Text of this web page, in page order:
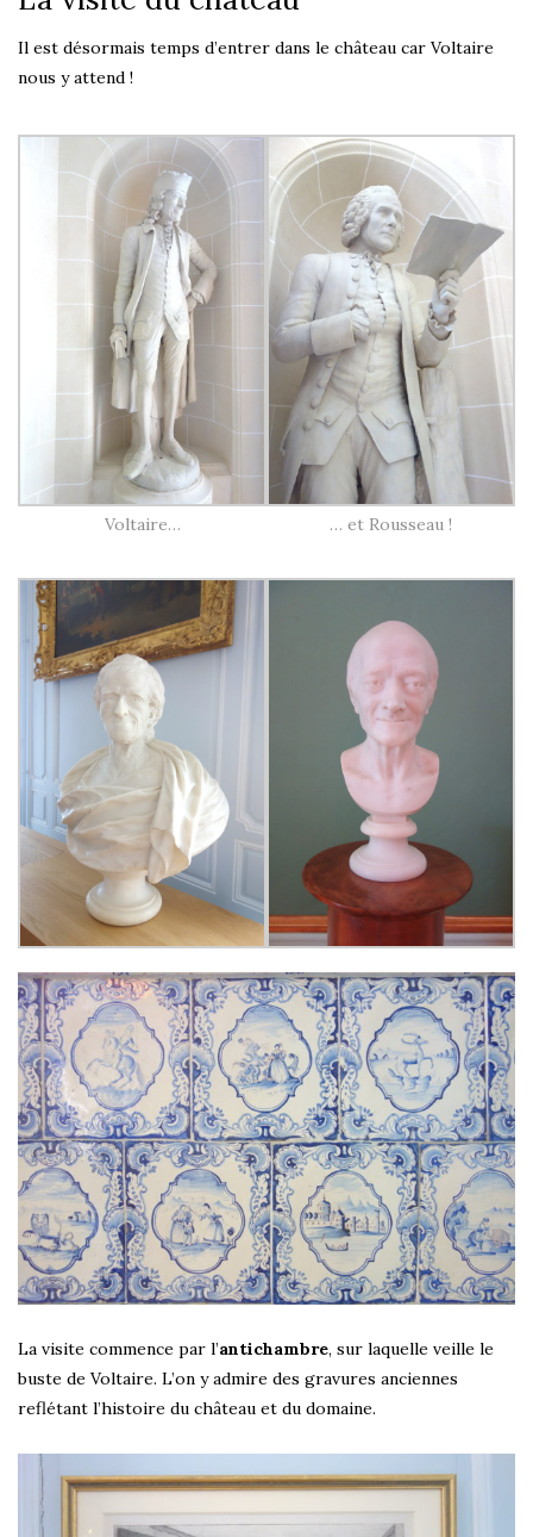
Il est désormais temps d’entrer dans le château car Voltaire
nous y attend !
Voltaire… … et Rousseau !
La visite commence par l’antichambre, sur laquelle veille le
buste de Voltaire. L’on y admire des gravures anciennes
reflétant l’histoire du château et du domaine.